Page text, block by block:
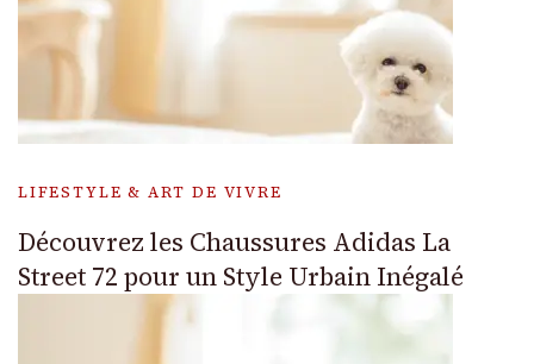
LIFESTYLE & ART DE VIVRE
Découvrez les Chaussures Adidas La
Street 72 pour un Style Urbain Inégalé